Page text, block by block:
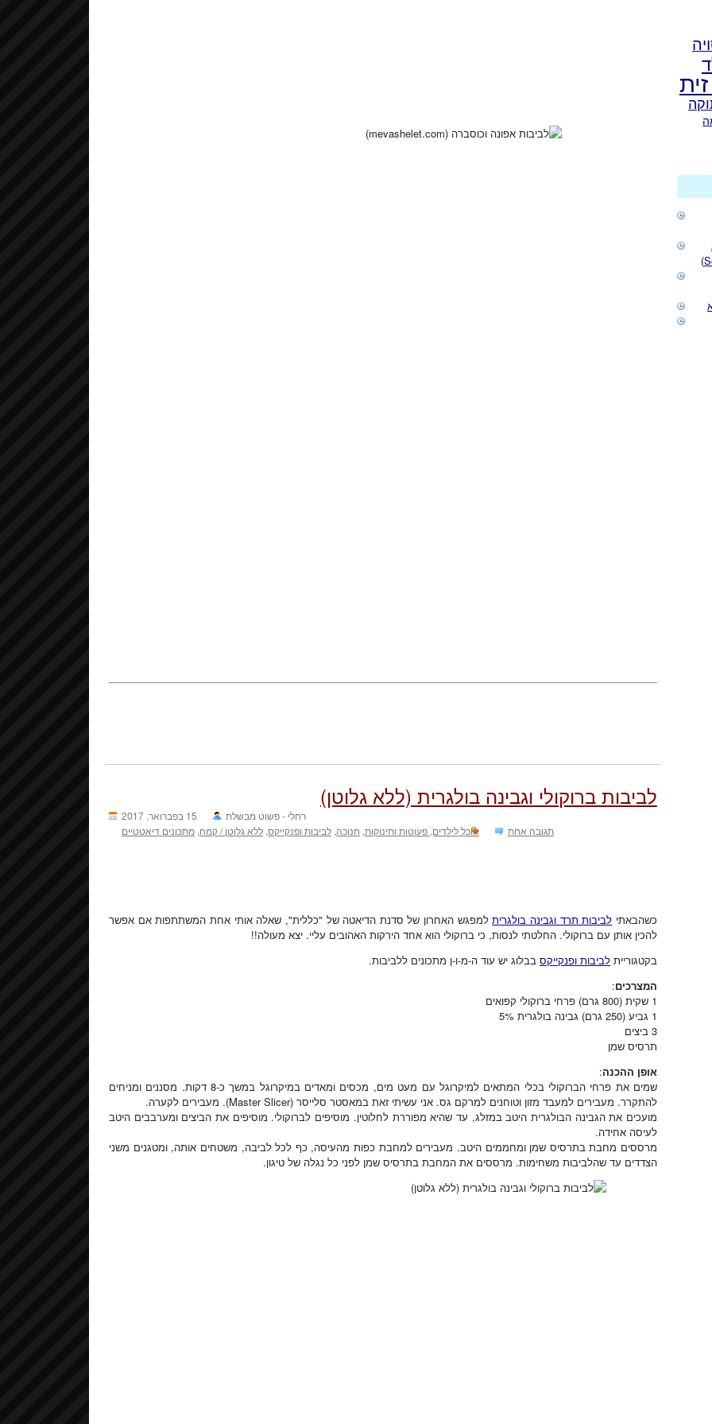
לביבות ברוקולי וגבינה בולגרית (ללא גלוטן)
15 בפברואר, 2017
רחלי - פשוט מבשלת
אוכל לילדים, פעוטות ותינוקות, חנוכה, לביבות ופנקייקס, ללא גלוטן / קמח, מתכונים דיאטטיים תגובה אחת
כשהבאתי לביבות תרד וגבינה בולגריתלמפגש האחרון של סדנת הדיאטה של "כללית", שאלה אותי אחת המשתתפות אם אפשר
להכין אותן עם ברוקולי. החלטתי לנסות, כי ברוקולי הוא אחד הירקות האהובים עליי. יצא מעולה!!
בקטגוריית לביבות ופנקייקס בבלוג יש עוד ה-מ-ו-ן מתכונים ללביבות.
המצרכים:
1 שקית (800 גרם) פרחי ברוקולי קפואים
1 גביע (250 גרם) גבינה בולגרית 5%
3 ביצים
תרסיס שמן
אופן ההכנה:
שמים את פרחי הברוקולי בכלי המתאים למיקרוגל עם מעט מים, מכסים ומאדים במיקרוגל במשך כ-8 דקות. מסננים ומניחים
להתקרר. מעבירים למעבד מזון וטוחנים למרקם גס. אני עשיתי זאת במאסטר סלייסר (Master Slicer). מעבירים לקערה.
מועכים את הגבינה הבולגרית היטב במזלג, עד שהיא מפוררת לחלוטין. מוסיפים לברוקולי. מוסיפים את הביצים ומערבבים היטב
לעיסה אחידה.
מרססים מחבת בתרסיס שמן ומחממים היטב. מעבירים למחבת כפות מהעיסה, כף לכל לביבה, משטחים אותה, ומטגנים משני
הצדדים עד שהלביבות משחימות. מרססים את המחבת בתרסיס שמן לפני כל נגלה של טיגון.